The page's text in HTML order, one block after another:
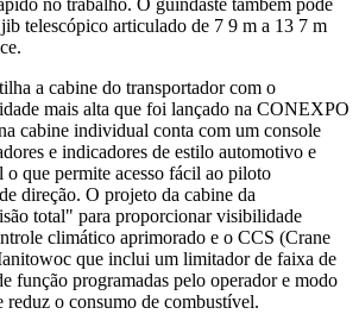
no trabalho. O guindaste também pode
telescópico articulado de 7 9 m a 13 7 m
a cabine do transportador com o
mais alta que foi lançado na CONEXPO
cabine individual conta com um console
e indicadores de estilo automotivo e
que permite acesso fácil ao piloto
direção. O projeto da cabine da
total" para proporcionar visibilidade
climático aprimorado e o CCS (Crane
que inclui um limitador de faixa de
função programadas pelo operador e modo
reduz o consumo de combustível.